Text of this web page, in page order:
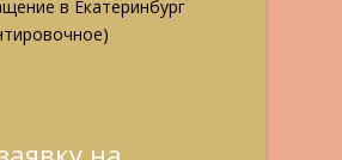
в Екатеринбург